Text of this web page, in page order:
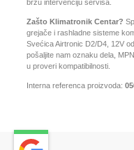
bržu intervenciju servisa.
Zašto Klimatronik Centar?
grejače i rashladne sisteme
Svećica Airtronic D2/D4, 12V
pošaljite nam oznaku dela,
u proveri kompatibilnosti.
Interna referenca proizvoda: